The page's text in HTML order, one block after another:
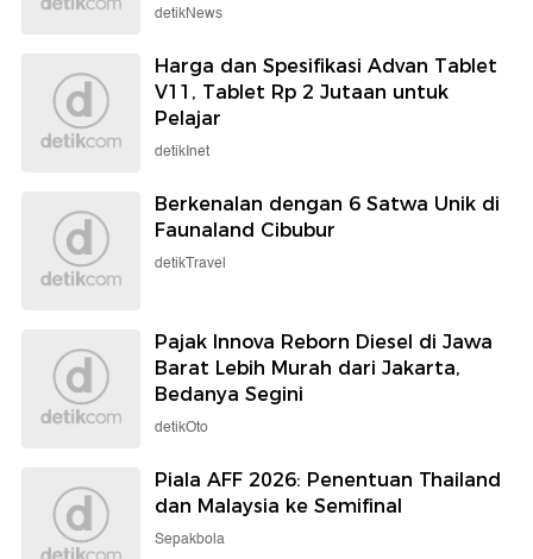
detikNews
Harga dan Spesifikasi Advan Tablet
V11, Tablet Rp 2 Jutaan untuk
Pelajar
detikInet
Berkenalan dengan 6 Satwa Unik di
Faunaland Cibubur
detikTravel
Pajak Innova Reborn Diesel di Jawa
Barat Lebih Murah dari Jakarta,
Bedanya Segini
detikOto
Piala AFF 2026: Penentuan Thailand
dan Malaysia ke Semifinal
Sepakbola